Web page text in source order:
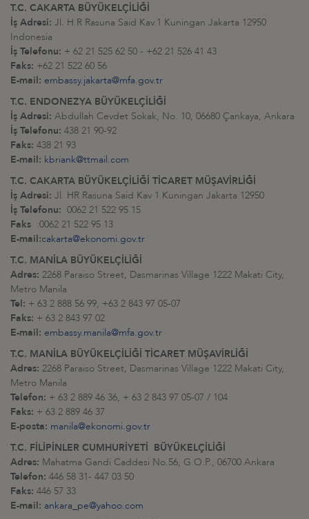
T.C. CAKARTA BÜYÜKELÇİLİĞİ
İş Adresi: Jl. H.R Rasuna Said Kav.1 Kuningan Jakarta 12950
Indonesia
İş Telefonu: + 62 21 525 62 50 - +62 21 526 41 43
Faks: +62 21 522 60 56
E-mail: embassy.jakarta@mfa.gov.tr
T.C. ENDONEZYA BÜYÜKELÇİLİĞİ
İş Adresi: Abdullah Cevdet Sokak, No. 10, 06680 Çankaya, Ankara
İş Telefonu: 438 21 90-92
Faks: 438 21 93
E-mail: kbriank@ttmail.com
T.C. CAKARTA BÜYÜKELÇİLİĞİ TİCARET MÜŞAVİRLİĞİ
İş Adresi: Jl. HR Rasuna Said Kav 1 Kuningan Jakarta 12950
İş Telefonu: 0062 21 522 95 15
Faks :0062 21 522 95 13
E-mail:cakarta@ekonomi.gov.tr
T.C. MANİLA BÜYÜKELÇİLİĞİ
Adres: 2268 Paraiso Street, Dasmarinas Village 1222 Makati City,
Metro Manila
Tel: + 63 2 888 56 99, +63 2 843 97 05-07
Faks: + 63 2 843 97 02
E-mail: embassy.manila@mfa.gov.tr
T.C. MANİLA BÜYÜKELÇİLİĞİ TİCARET MÜŞAVİRLİĞİ
Adres: 2268 Paraiso Street, Dasmarinas Village 1222 Makati City,
Metro Manila
Telefon: + 63 2 889 46 36, + 63 2 843 97 05-07 / 104
Faks: + 63 2 889 46 37
E-posta: manila@ekonomi.gov.tr
T.C. FİLİPİNLER CUMHURİYETİ BÜYÜKELÇİLİĞİ
Adres: Mahatma Gandi Caddesi No.56, G.O.P., 06700 Ankara
Telefon: 446 58 31- 447 03 50
Faks: 446 57 33
E-mail: ankara_pe@yahoo.com